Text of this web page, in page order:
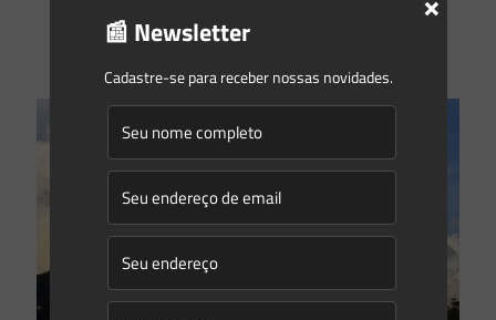
📰 Newsletter
Cadastre-se para receber nossas novidades.